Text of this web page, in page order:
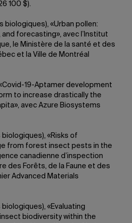
100 $).
biologiques), «Urban pollen:
forecasting», avec l’Institut
le Ministère de la santé et des
et la Ville de Montréal
19-Aptamer development
to increase drastically the
avec Azure Biosystems
biologiques), «Risks of
from forest insect pests in the
canadienne d’inspection
des Forêts, de la Faune et des
Advanced Materials
biologiques), «Evaluating
biodiversity within the